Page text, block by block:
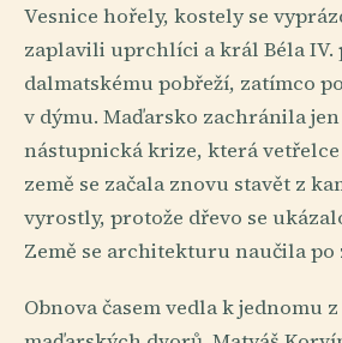
Vesnice hořely, kostely se
zaplavili uprchlíci a král Béla IV.
dalmatskému pobřeží, zatímco
v dýmu. Maďarsko zachránila
nástupnická krize, která
země se začala znovu stavět z
vyrostly, protože dřevo se
Země se architekturu naučila po
Obnova časem vedla k jednomu